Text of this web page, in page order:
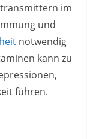
im
und
notwendig
kann zu
führen.